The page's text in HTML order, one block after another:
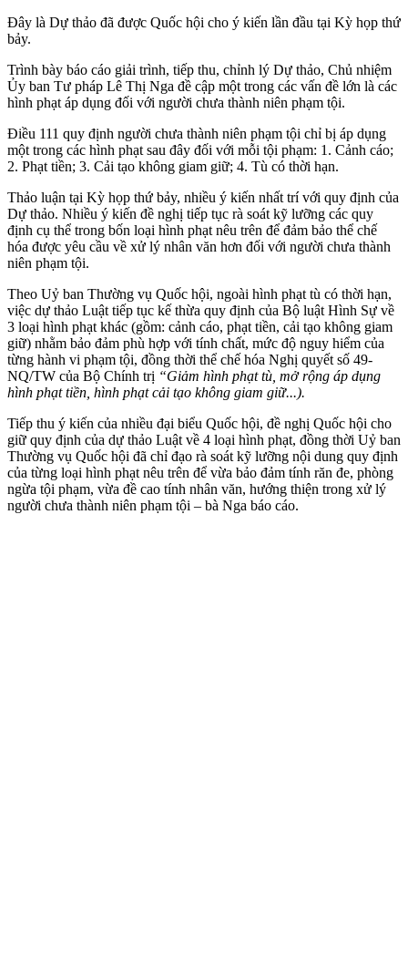
Đây là Dự thảo đã được Quốc hội cho ý kiến lần đầu tại Kỳ họp thứ
bảy.
Trình bày báo cáo giải trình, tiếp thu, chỉnh lý Dự thảo, Chủ nhiệm
Ủy ban Tư pháp Lê Thị Nga đề cập một trong các vấn đề lớn là các
hình phạt áp dụng đối với người chưa thành niên phạm tội.
Điều 111 quy định người chưa thành niên phạm tội chỉ bị áp dụng
một trong các hình phạt sau đây đối với mỗi tội phạm: 1. Cảnh cáo;
2. Phạt tiền; 3. Cải tạo không giam giữ; 4. Tù có thời hạn.
Thảo luận tại Kỳ họp thứ bảy, nhiều ý kiến nhất trí với quy định của
Dự thảo. Nhiều ý kiến đề nghị tiếp tục rà soát kỹ lưỡng các quy
định cụ thể trong bốn loại hình phạt nêu trên để đảm bảo thể chế
hóa được yêu cầu về xử lý nhân văn hơn đối với người chưa thành
niên phạm tội.
Theo Uỷ ban Thường vụ Quốc hội, ngoài hình phạt tù có thời hạn,
việc dự thảo Luật tiếp tục kế thừa quy định của Bộ luật Hình Sự về
3 loại hình phạt khác (gồm: cảnh cáo, phạt tiền, cải tạo không giam
giữ) nhằm bảo đảm phù hợp với tính chất, mức độ nguy hiểm của
từng hành vi phạm tội, đồng thời thể chế hóa Nghị quyết số 49-
NQ/TW của Bộ Chính trị “Giảm hình phạt tù, mở rộng áp dụng
hình phạt tiền, hình phạt cải tạo không giam giữ...).
Tiếp thu ý kiến của nhiều đại biểu Quốc hội, đề nghị Quốc hội cho
giữ quy định của dự thảo Luật về 4 loại hình phạt, đồng thời Uỷ ban
Thường vụ Quốc hội đã chỉ đạo rà soát kỹ lưỡng nội dung quy định
của từng loại hình phạt nêu trên để vừa bảo đảm tính răn đe, phòng
ngừa tội phạm, vừa đề cao tính nhân văn, hướng thiện trong xử lý
người chưa thành niên phạm tội – bà Nga báo cáo.